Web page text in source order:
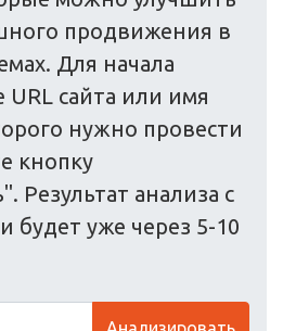
продвижения в
Для начала
сайта или имя
нужно провести
кнопку
Результат анализа с
будет уже через 5-10